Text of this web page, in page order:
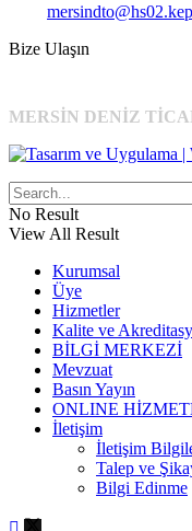
Bize Ulaşın
MERSİN DENİZ
No Result
View All Result
Kurumsal
Üye
Hizmetler
Kalite ve
BİLGİ MERKEZİ
Mevzuat
Basın Yayın
ONLINE
İletişim
İletişim
Talep ve
Bilgi Edinme